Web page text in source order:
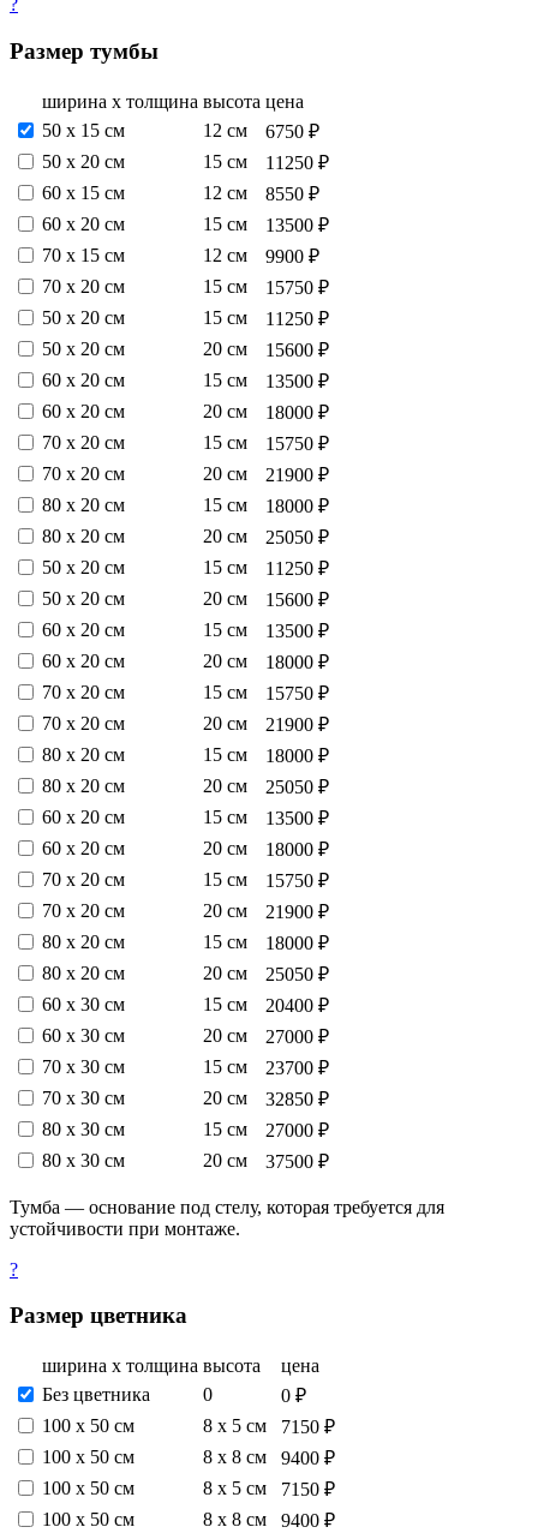
?
Размер тумбы
ширина х толщина высота цена
50 х 15 см
12 см
6750 ₽
50 х 20 см
15 см
11250 ₽
60 х 15 см
12 см
8550 ₽
60 х 20 см
15 см
13500 ₽
70 х 15 см
12 см
9900 ₽
70 х 20 см
15 см
15750 ₽
50 х 20 см
15 см
11250 ₽
50 х 20 см
20 см
15600 ₽
60 х 20 см
15 см
13500 ₽
60 х 20 см
20 см
18000 ₽
70 х 20 см
15 см
15750 ₽
70 х 20 см
20 см
21900 ₽
80 х 20 см
15 см
18000 ₽
80 х 20 см
20 см
25050 ₽
50 х 20 см
15 см
11250 ₽
50 х 20 см
20 см
15600 ₽
60 х 20 см
15 см
13500 ₽
60 х 20 см
20 см
18000 ₽
70 х 20 см
15 см
15750 ₽
70 х 20 см
20 см
21900 ₽
80 х 20 см
15 см
18000 ₽
80 х 20 см
20 см
25050 ₽
60 х 20 см
15 см
13500 ₽
60 х 20 см
20 см
18000 ₽
70 х 20 см
15 см
15750 ₽
70 х 20 см
20 см
21900 ₽
80 х 20 см
15 см
18000 ₽
80 х 20 см
20 см
25050 ₽
60 х 30 см
15 см
20400 ₽
60 х 30 см
20 см
27000 ₽
70 х 30 см
15 см
23700 ₽
70 х 30 см
20 см
32850 ₽
80 х 30 см
15 см
27000 ₽
80 х 30 см
20 см 37500 ₽
Тумба — основание под стелу, которая требуется для
устойчивости при монтаже.
?
Размер цветника
ширина х толщина высота
цена
Без цветника
0
0 ₽
100 х 50 см
8 х 5 см
7150 ₽
100 х 50 см
8 х 8 см
9400 ₽
100 х 50 см
8 х 5 см
7150 ₽
100 х 50 см
8 х 8 см
9400 ₽